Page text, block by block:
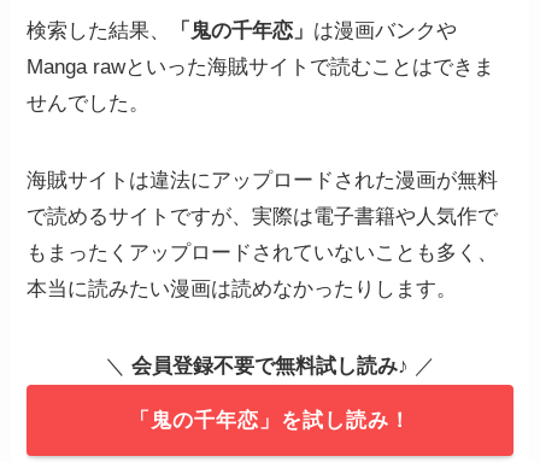
検索した結果、 「鬼の千年恋」 は漫画バンクや
Manga rawといった海賊サイトで読むことはできま
せんでした。
海賊サイトは違法にアップロードされた漫画が無料
で読めるサイトですが、実際は電子書籍や人気作で
もまったくアップロードされていないことも多く、
本当に読みたい漫画は読めなかったりします。
＼ 会員登録不要で無料試し読み♪ ／
「鬼の千年恋」を試し読み！